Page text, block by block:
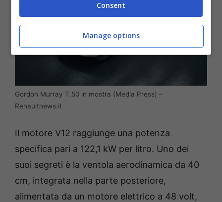
Gordon Murray T.50 in mostra (Media Press) –
Renaultnews.it
Il motore V12 raggiunge una potenza
specifica pari a 122,1 kW per litro. Uno dei
suoi segreti è la ventola aerodinamica da 40
cm, integrata nella parte posteriore,
alimentata da un motore elettrico a 48 volt,
Consent
Manage options